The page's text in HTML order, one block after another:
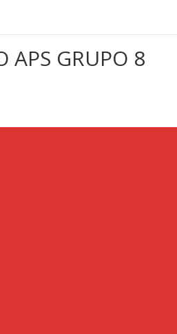
APS GRUPO 8